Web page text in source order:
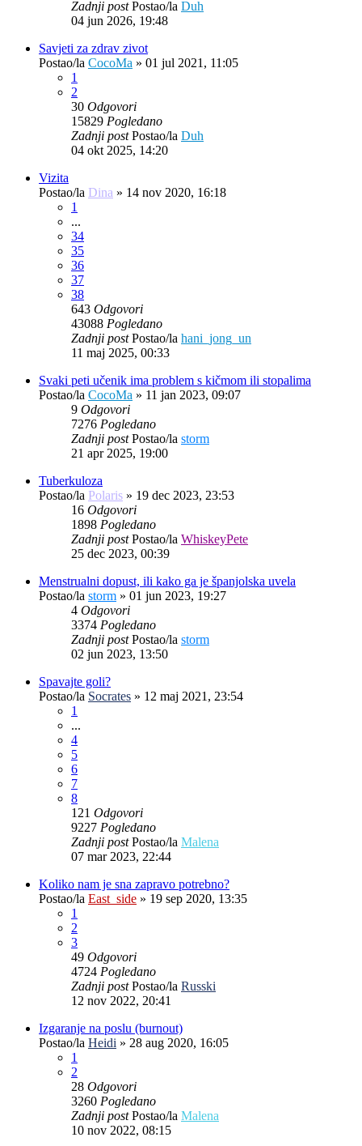
Zadnji postPostao/la Duh
04 jun 2026, 19:48
Savjeti za zdrav zivot
Postao/la CocoMa » 01 jul 2021, 11:05
1
2
30 Odgovori
15829 Pogledano
Zadnji postPostao/la Duh
04 okt 2025, 14:20
Vizita
Postao/la Dina » 14 nov 2020, 16:18
1
...
34
35
36
37
38
643 Odgovori
43088 Pogledano
Zadnji postPostao/la hani_jong_un
11 maj 2025, 00:33
Svaki peti učenik ima problem s kičmom ili stopalima
Postao/la CocoMa » 11 jan 2023, 09:07
9 Odgovori
7276 Pogledano
Zadnji postPostao/la storm
21 apr 2025, 19:00
Tuberkuloza
Postao/la Polaris » 19 dec 2023, 23:53
16 Odgovori
1898 Pogledano
Zadnji postPostao/la WhiskeyPete
25 dec 2023, 00:39
Menstrualni dopust, ili kako ga je španjolska uvela
Postao/la storm » 01 jun 2023, 19:27
4 Odgovori
3374 Pogledano
Zadnji postPostao/la storm
02 jun 2023, 13:50
Spavajte goli?
Postao/la Socrates » 12 maj 2021, 23:54
1
...
4
5
6
7
8
121 Odgovori
9227 Pogledano
Zadnji postPostao/la Malena
07 mar 2023, 22:44
Koliko nam je sna zapravo potrebno?
Postao/la East_side » 19 sep 2020, 13:35
1
2
3
49 Odgovori
4724 Pogledano
Zadnji postPostao/la Russki
12 nov 2022, 20:41
Izgaranje na poslu (burnout)
Postao/la Heidi » 28 aug 2020, 16:05
1
2
28 Odgovori
3260 Pogledano
Zadnji postPostao/la Malena
10 nov 2022, 08:15